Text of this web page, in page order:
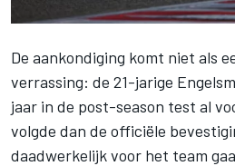
De aankondiging komt niet als
verrassing: de 21-jarige
jaar in de post-season test al
volgde dan de officiële
daadwerkelijk voor het team